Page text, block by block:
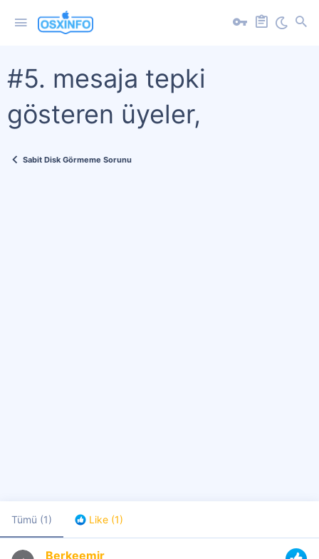
#5. mesaja tepki
gösteren üyeler,
Sabit Disk Görmeme Sorunu
Tümü (1) Like (1)
Berkeemir